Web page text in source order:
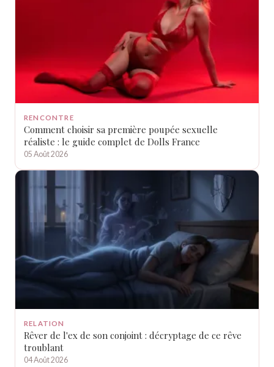
RENCONTRE
Comment choisir sa première poupée sexuelle
réaliste : le guide complet de Dolls France
05 Août 2026
RELATION
Rêver de l'ex de son conjoint : décryptage de ce rêve
troublant
04 Août 2026